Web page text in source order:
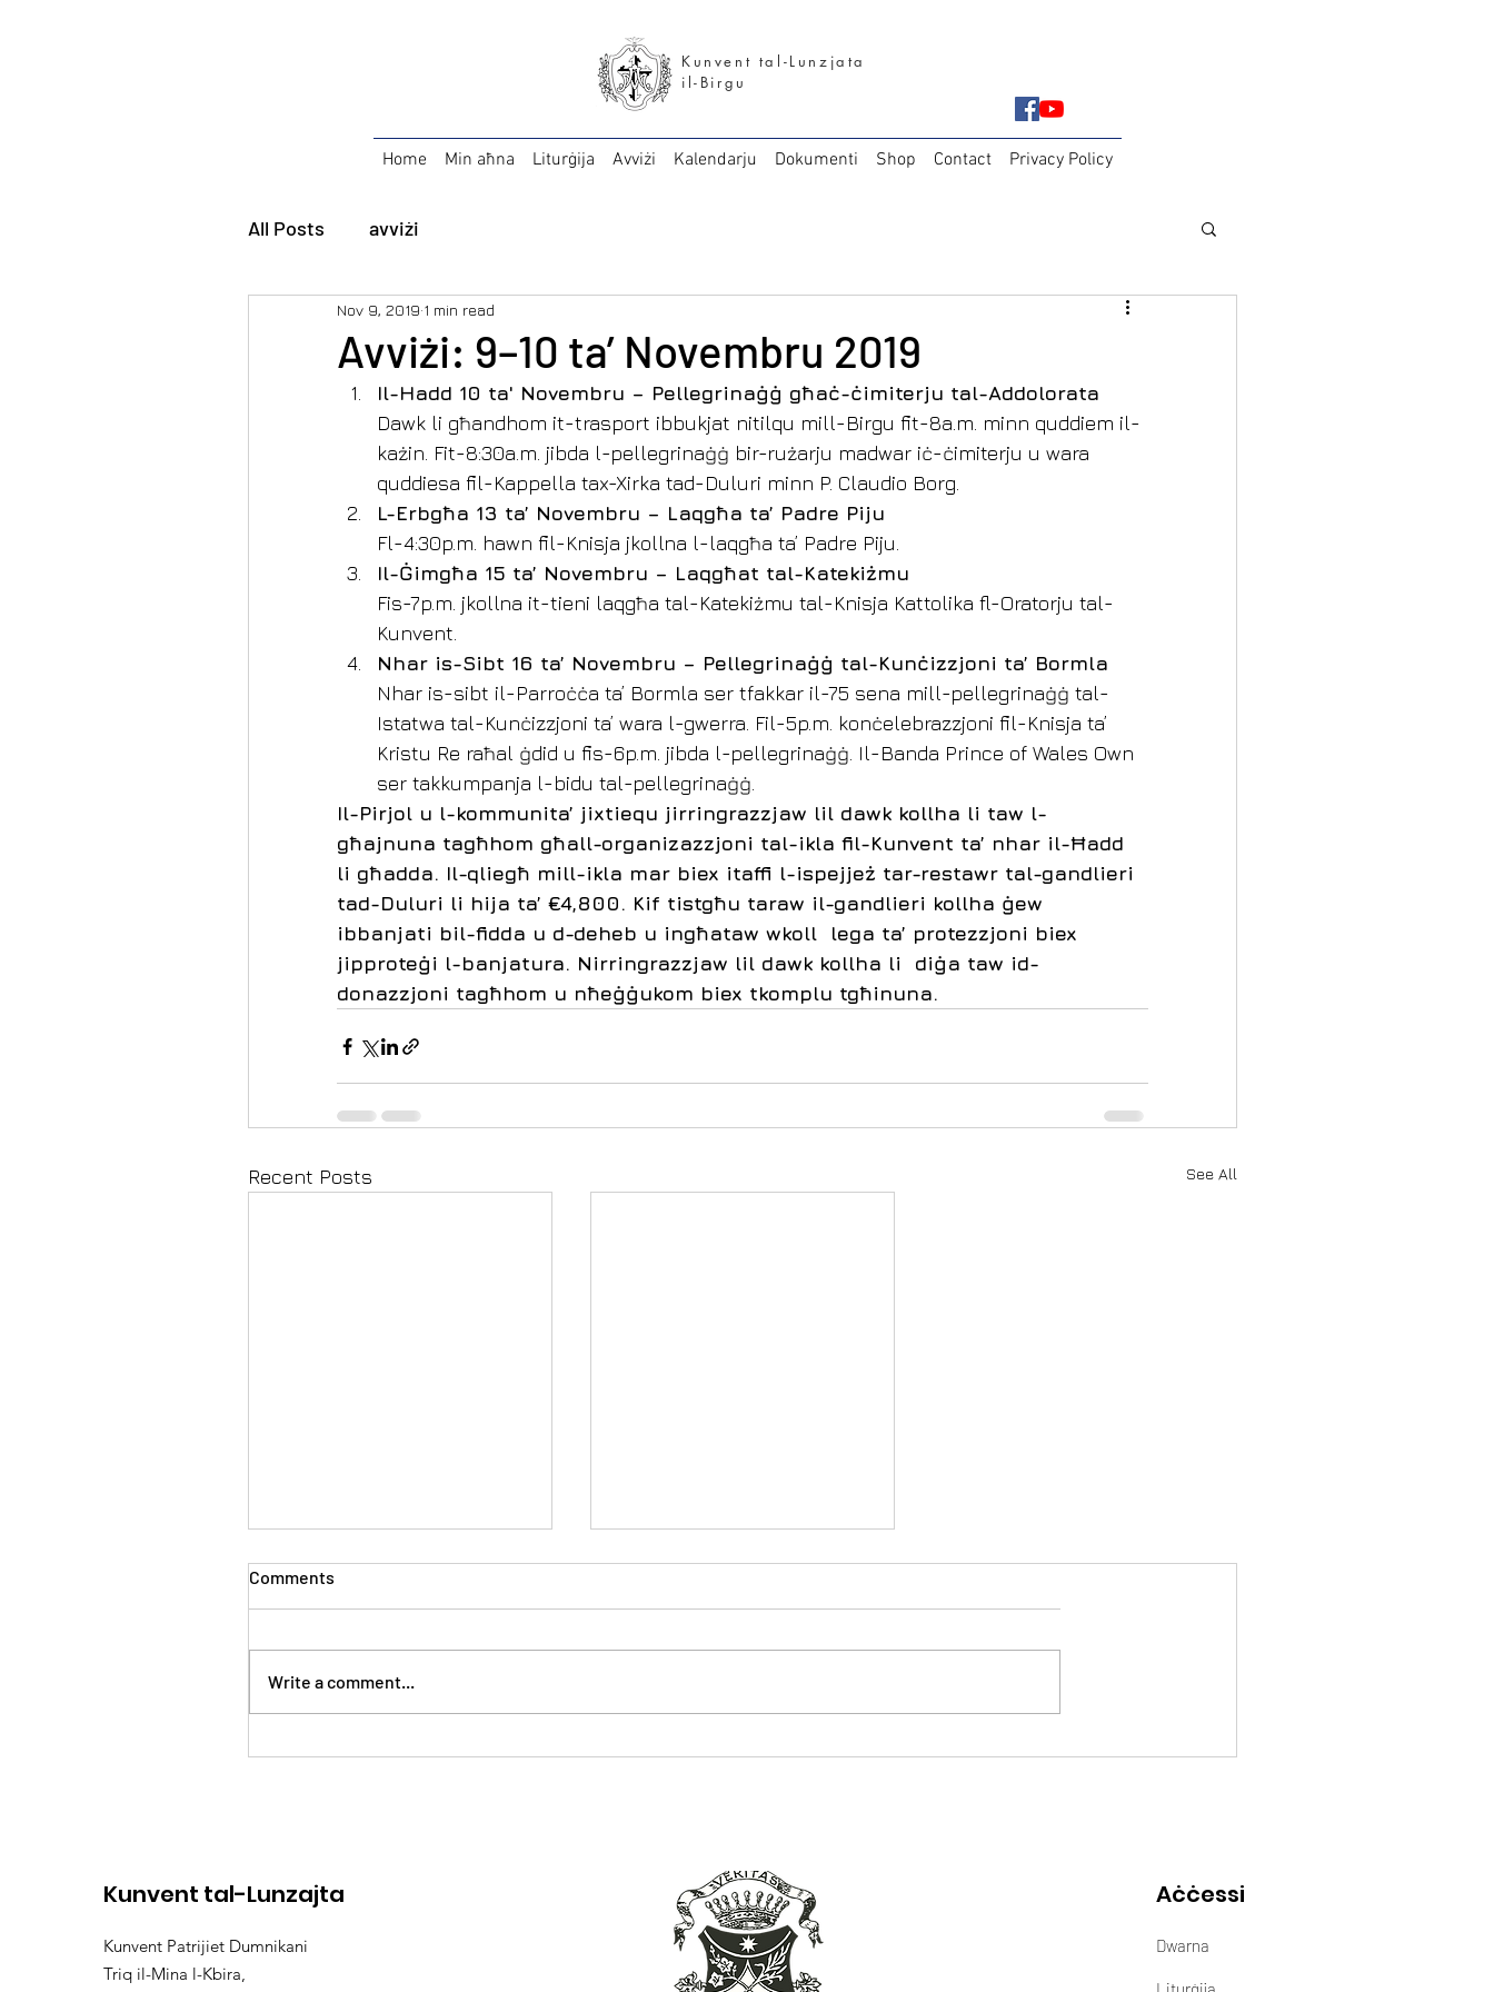
Kunvent tal-Lunzjata
il-Birgu
Home Min aħna Liturġija Avviżi Kalendarju Dokumenti Shop Contact Privacy Policy
All Posts avviżi
Avviżi: 9–10 ta’ Novembru 2019
Nov 9, 2019 1 min read
Il-Hadd 10 ta' Novembru – Pellegrinaġġ għaċ-ċimiterju tal-Addolorata
Dawk li għandhom it-trasport ibbukjat nitilqu mill-Birgu fit-8a.m. minn quddiem il-
każin. Fit-8:30a.m. jibda l-pellegrinaġġ bir-rużarju madwar iċ-ċimiterju u wara
quddiesa fil-Kappella tax-Xirka tad-Duluri minn P. Claudio Borg.
L-Erbgħa 13 ta’ Novembru – Laqgħa ta’ Padre Piju
Fl-4:30p.m. hawn fil-Knisja jkollna l-laqgħa ta’ Padre Piju.
Il-Ġimgħa 15 ta’ Novembru – Laqgħat tal-Katekiżmu
Fis-7p.m. jkollna it-tieni laqgħa tal-Katekiżmu tal-Knisja Kattolika fl-Oratorju tal-
Kunvent.
Nhar is-Sibt 16 ta’ Novembru – Pellegrinaġġ tal-Kunċizzjoni ta’ Bormla
Nhar is-sibt il-Parroċċa ta’ Bormla ser tfakkar il-75 sena mill-pellegrinaġġ tal-
Istatwa tal-Kunċizzjoni ta’ wara l-gwerra. Fil-5p.m. konċelebrazzjoni fil-Knisja ta’
Kristu Re raħal ġdid u fis-6p.m. jibda l-pellegrinaġġ. Il-Banda Prince of Wales Own
ser takkumpanja l-bidu tal-pellegrinaġġ.
Il-Pirjol u l-kommunita’ jixtiequ jirringrazzjaw lil dawk kollha li taw l-
għajnuna tagħhom għall-organizazzjoni tal-ikla fil-Kunvent ta’ nhar il-Ħadd
li għadda. Il-qliegħ mill-ikla mar biex itaffi l-ispejjeż tar-restawr tal-gandlieri
tad-Duluri li hija ta’ €4,800. Kif tistgħu taraw il-gandlieri kollha ġew
ibbanjati bil-fidda u d-deheb u ingħataw wkoll  lega ta’ protezzjoni biex
jipproteġi l-banjatura. Nirringrazzjaw lil dawk kollha li  diġa taw id-
donazzjoni tagħhom u nħeġġukom biex tkomplu tgħinuna.
Recent Posts See All
Comments
Write a comment...
Kunvent tal-Lunzajta
Kunvent Patrijiet Dumnikani
Triq il-Mina l-Kbira,
Aċċessi
Dwarna